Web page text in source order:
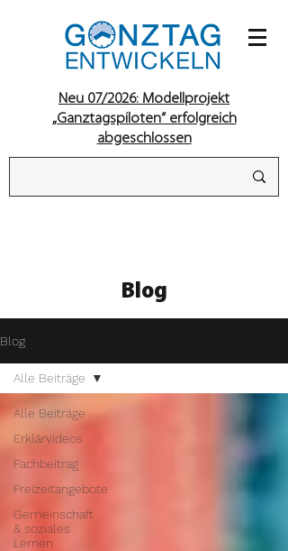
Neu 07/2026: Modellprojekt
„Ganztagspiloten“ erfolgreich
abgeschlossen
Blog
Blog
Alle Beiträge
Erklärvideos
Fachbeitrag
Freizeitangebote
Gemeinschaft
& soziales
Lernen
Alle Beiträge